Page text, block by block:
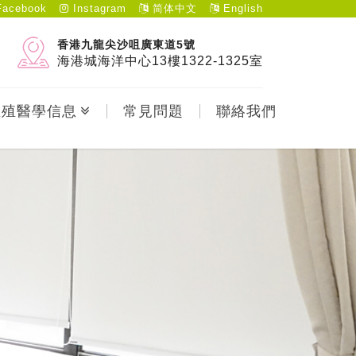
Instagram 简体中文 English
香港九龍尖沙咀廣東道5號
海港城海洋中心13樓1322-1325室
醫學信息 常見問題 聯絡我們